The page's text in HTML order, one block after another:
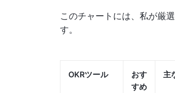
このチャートには、私が厳
す。
OKRツール
おす
すめ
主